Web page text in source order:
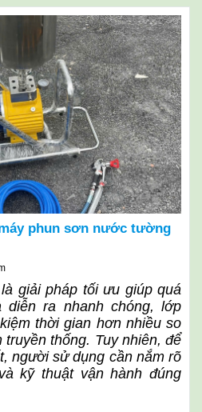
phun sơn nước tường
giải pháp tối ưu giúp quá
ra nhanh chóng, lớp
thời gian hơn nhiều so
thống. Tuy nhiên, để
người sử dụng cần nắm rõ
kỹ thuật vận hành đúng